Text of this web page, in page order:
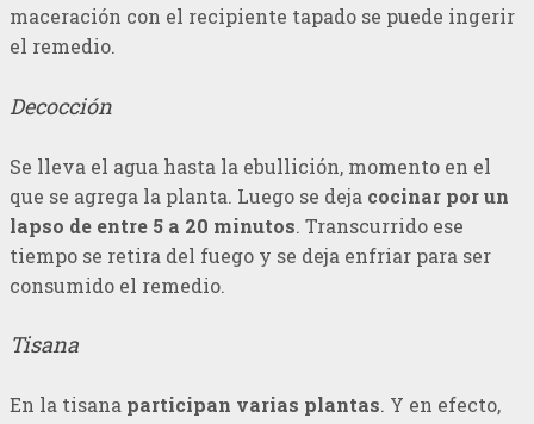
maceración con el recipiente tapado se puede ingerir
el remedio.
Decocción
Se lleva el agua hasta la ebullición, momento en el
que se agrega la planta. Luego se deja cocinar por un
lapso de entre 5 a 20 minutos. Transcurrido ese
tiempo se retira del fuego y se deja enfriar para ser
consumido el remedio.
Tisana
En la tisana participan varias plantas. Y en efecto,